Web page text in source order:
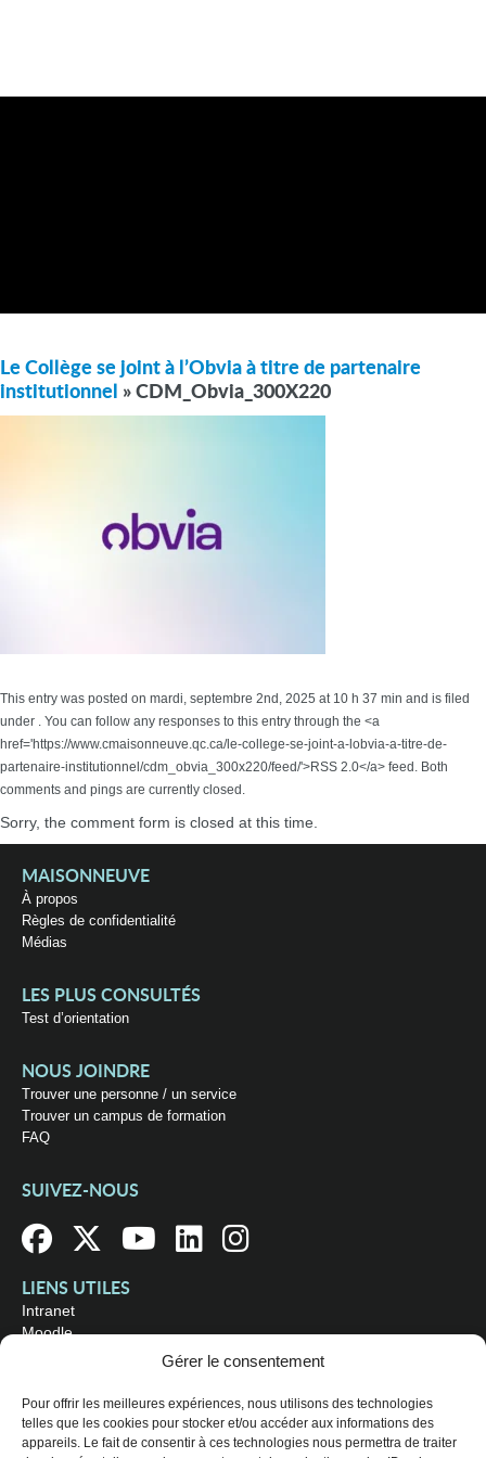
Gérer le consentement
Pour offrir les meilleures expériences, nous utilisons des technologies
telles que les cookies pour stocker et/ou accéder aux informations des
appareils. Le fait de consentir à ces technologies nous permettra de traiter
Le Collège se joint à l’Obvia à titre de partenaire
institutionnel » CDM_Obvia_300X220
This entry was posted on mardi, septembre 2nd, 2025 at 10 h 37 min and is filed
under . You can follow any responses to this entry through the <a
href='https://www.cmaisonneuve.qc.ca/le-college-se-joint-a-lobvia-a-titre-de-
partenaire-institutionnel/cdm_obvia_300x220/feed/'>RSS 2.0</a> feed. Both
comments and pings are currently closed.
Sorry, the comment form is closed at this time.
MAISONNEUVE
À propos
Règles de confidentialité
Médias
LES PLUS CONSULTÉS
Test d’orientation
NOUS JOINDRE
Trouver une personne / un service
Trouver un campus de formation
FAQ
SUIVEZ-NOUS
LIENS UTILES
Intranet
Moodle
OÙ NOUS TROUVER
Campus principal